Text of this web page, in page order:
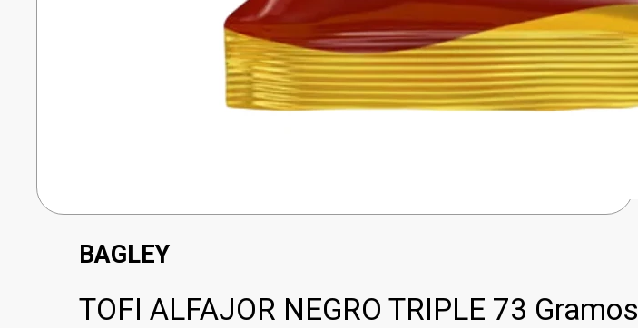
BAGLEY
TOFI ALFAJOR NEGRO TRIPLE 73 Gramos